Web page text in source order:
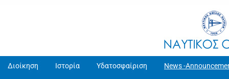
Διοίκηση Ιστορία Υδατοσφαίριση News -